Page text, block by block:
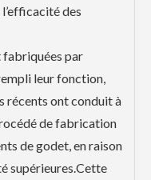
des
par
leur fonction,
récents ont conduit à
de fabrication
de godet, en raison
supérieures.Cette